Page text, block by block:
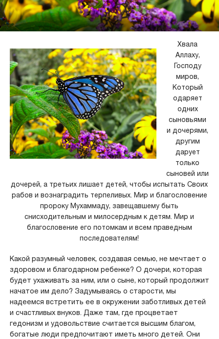
Хвала
Аллаху,
Господу
миров,
Который
одаряет
одних
сыновьями
и дочерями,
другим
дарует
только
сыновей или
дочерей, а третьих лишает детей, чтобы испытать Своих
рабов и вознаградить терпеливых. Мир и благословение
пророку Мухаммаду, завещавшему быть
снисходительным и милосердным к детям. Мир и
благословение его потомкам и всем праведным
последователям!
Какой разумный человек, создавая семью, не мечтает о
здоровом и благодарном ребенке? О дочери, которая
будет ухаживать за ним, или о сыне, который продолжит
начатое им дело? Задумываясь о старости, мы
надеемся встретить ее в окружении заботливых детей
и счастливых внуков. Даже там, где процветает
гедонизм и удовольствие считается высшим благом,
богатые люди предпочитают иметь много детей. Они